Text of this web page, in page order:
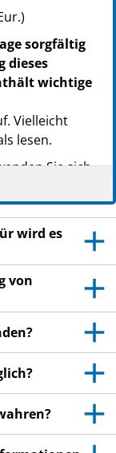
sorgfältig
dieses
wichtige
Vielleicht
lesen.
Sie sich
Dritte weiter.
auch wenn
wie Sie.
wenden Sie
Dies gilt auch
Siehe Abschnitt
wird es
von